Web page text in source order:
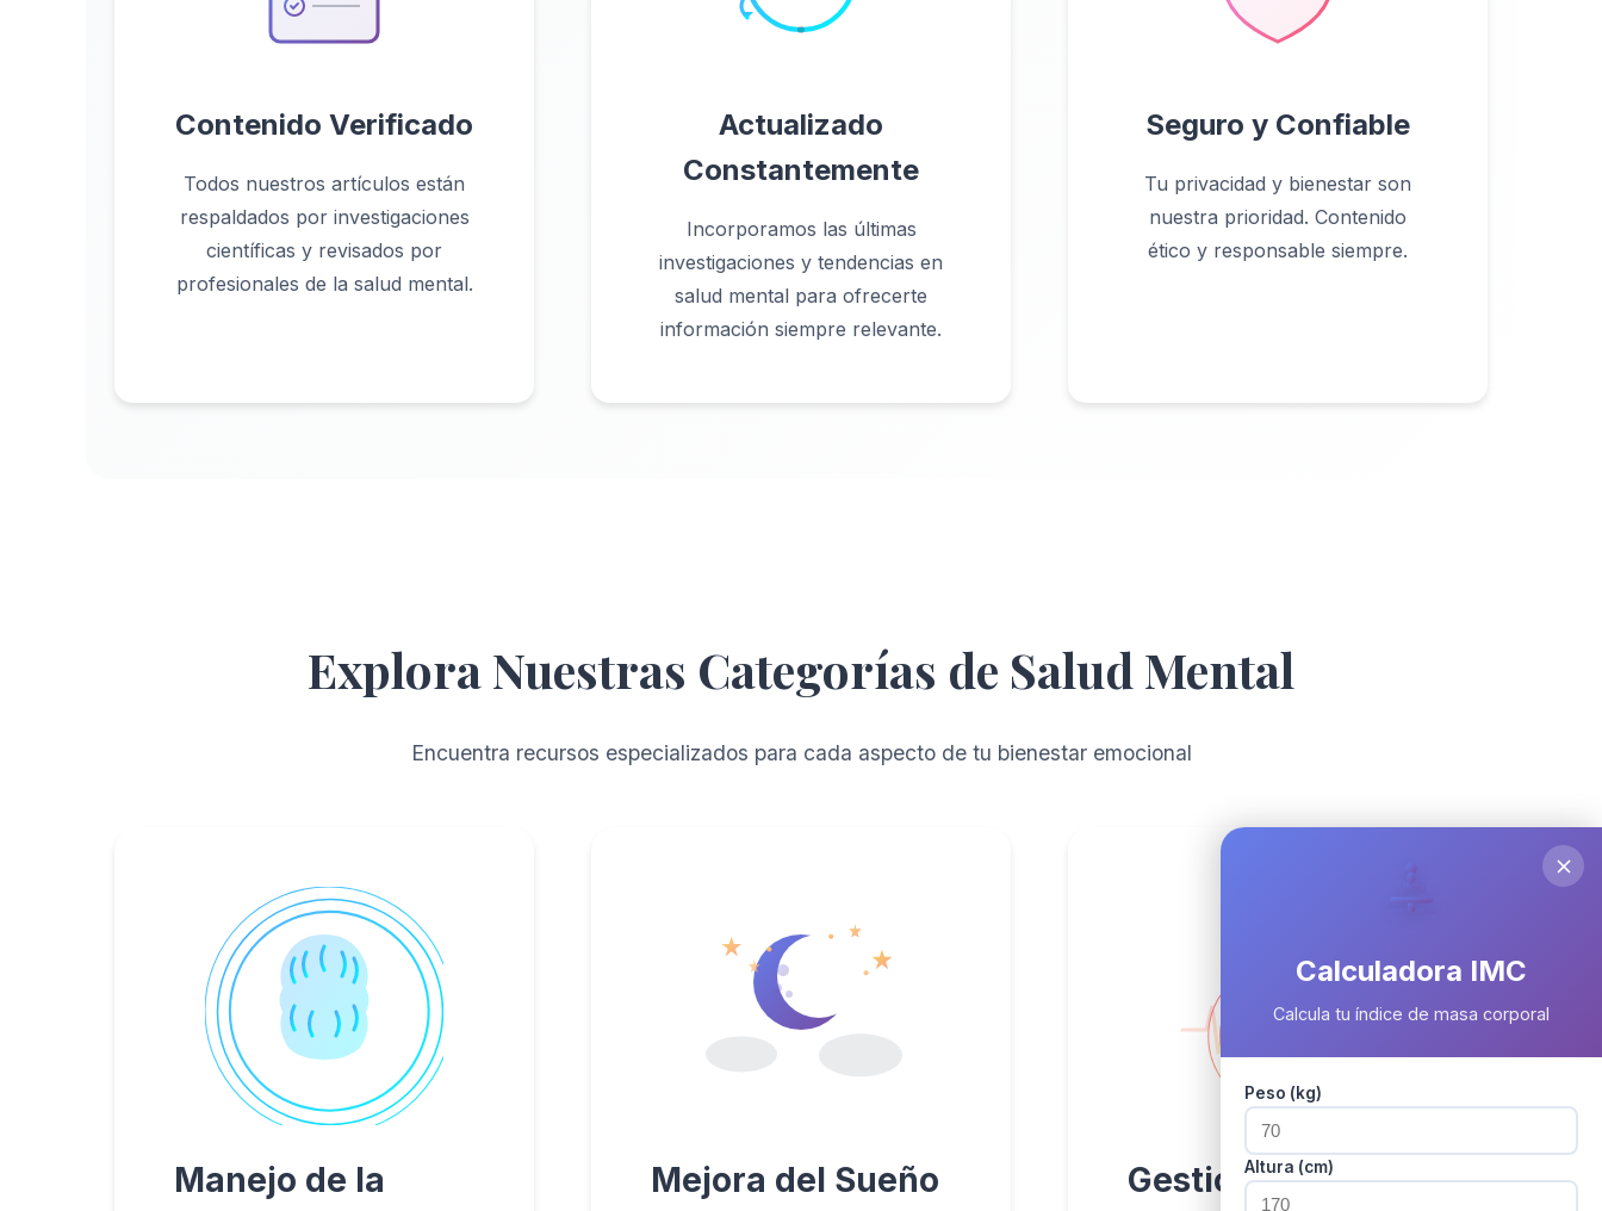
Contenido Verificado
Todos nuestros artículos están
respaldados por investigaciones
científicas y revisados por
profesionales de la salud mental.
Actualizado
Constantemente
Incorporamos las últimas
investigaciones y tendencias en
salud mental para ofrecerte
información siempre relevante.
Seguro y Confiable
Tu privacidad y bienestar son
nuestra prioridad. Contenido
ético y responsable siempre.
Explora Nuestras Categorías de Salud Mental
Encuentra recursos especializados para cada aspecto de tu bienestar emocional
Manejo de la
Mejora del Sueño Gestión del Estrés
Calculadora IMC
Calcula tu índice de masa corporal
Peso (kg)
Altura (cm)